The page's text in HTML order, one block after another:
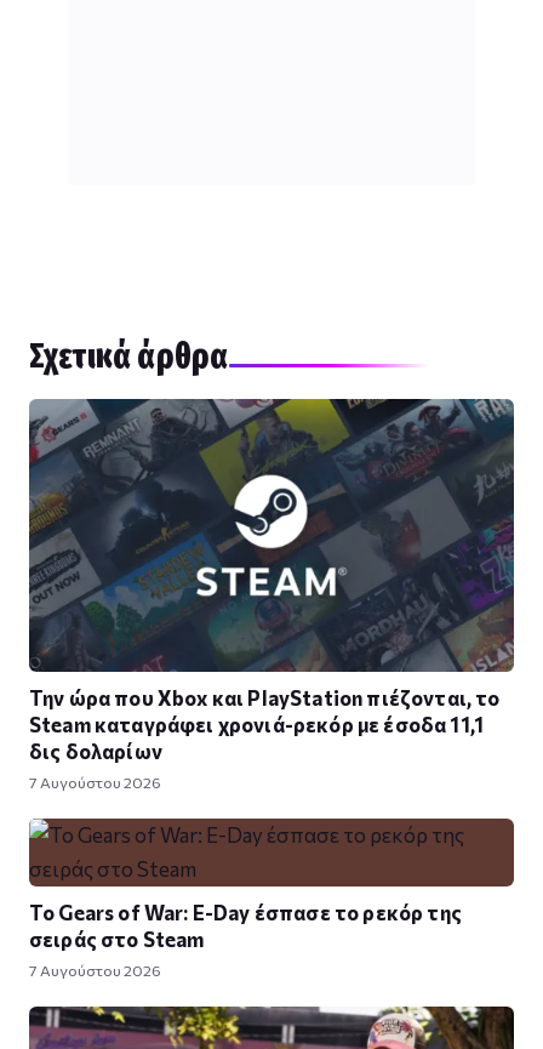
Σχετικά άρθρα
Την ώρα που Xbox και PlayStation πιέζονται, το
Steam καταγράφει χρονιά-ρεκόρ με έσοδα 11,1
δις δολαρίων
7 Αυγούστου 2026
Το Gears of War: E-Day έσπασε το ρεκόρ της
σειράς στο Steam
7 Αυγούστου 2026